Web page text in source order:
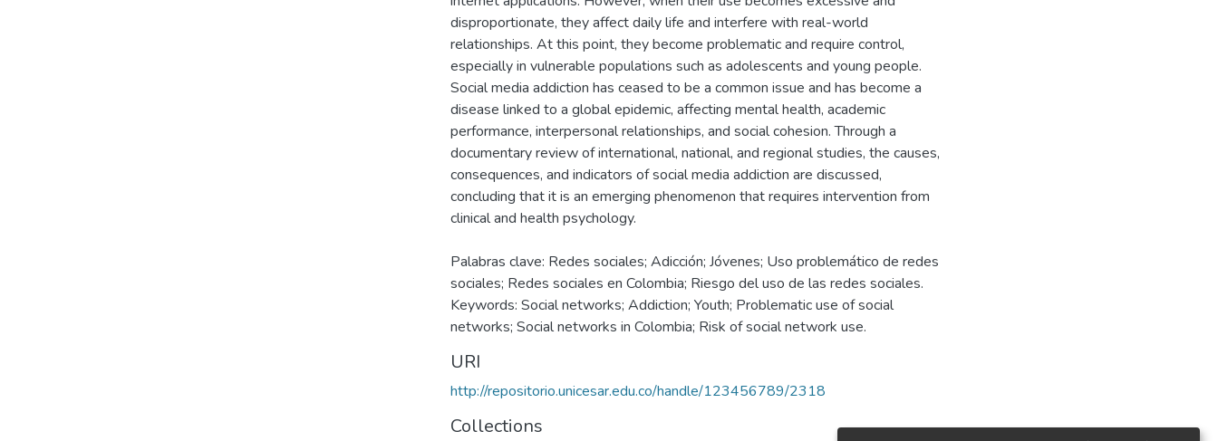
disproportionate, they affect daily life and interfere with real-world
relationships. At this point, they become problematic and require control,
especially in vulnerable populations such as adolescents and young people.
Social media addiction has ceased to be a common issue and has become a
disease linked to a global epidemic, affecting mental health, academic
performance, interpersonal relationships, and social cohesion. Through a
documentary review of international, national, and regional studies, the causes,
consequences, and indicators of social media addiction are discussed,
concluding that it is an emerging phenomenon that requires intervention from
clinical and health psychology.
Palabras clave: Redes sociales; Adicción; Jóvenes; Uso problemático de redes
sociales; Redes sociales en Colombia; Riesgo del uso de las redes sociales.
Keywords: Social networks; Addiction; Youth; Problematic use of social
networks; Social networks in Colombia; Risk of social network use.
URI
http://repositorio.unicesar.edu.co/handle/123456789/2318
Collections